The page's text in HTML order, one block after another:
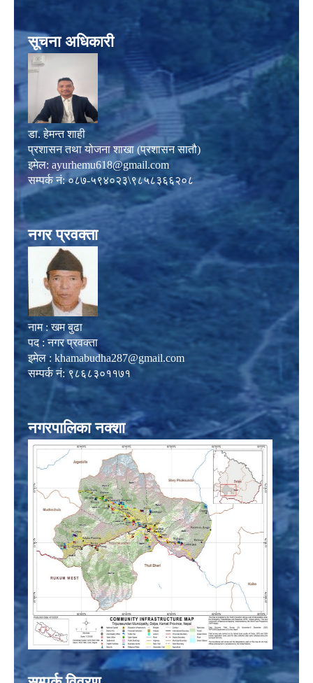
सूचना अधिकारी
डा. हेमन्त शाही
प्रशासन तथा योजना शाखा (प्रशासन सातौ)
इमेल: ayurhemu618@gmail.com
सम्पर्क नं: ०८७-५९४०२३\९८५८३६६२०८
नगर प्रवक्ता
नाम : खम बुढा
पद : नगर प्रवक्ता
इमेल : khamabudha287@gmail.com
सम्पर्क नं: ९८६८३०११७१
नगरपालिका नक्शा